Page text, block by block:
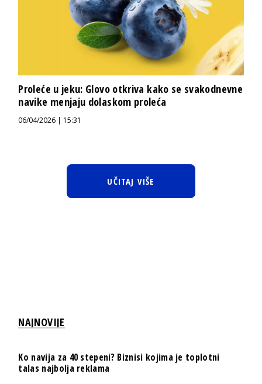
Proleće u jeku: Glovo otkriva kako se svakodnevne
navike menjaju dolaskom proleća
06/04/2026 | 15:31
UČITAJ VIŠE
NAJNOVIJE
Ko navija za 40 stepeni? Biznisi kojima je toplotni
talas najbolja reklama